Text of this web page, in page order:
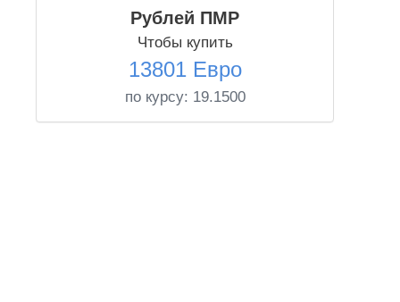
Рублей ПМР
Чтобы купить
13801 Евро
по курсу: 19.1500